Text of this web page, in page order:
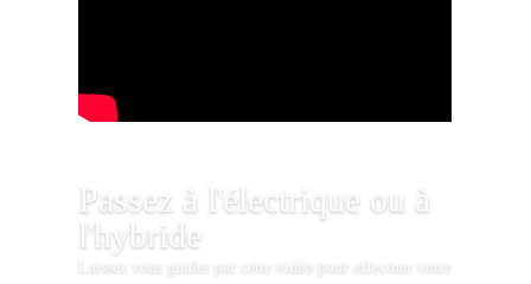
Passez à l'électrique ou à
l'hybride
Laissez vous guider par cette vidéo pour effectuer votre